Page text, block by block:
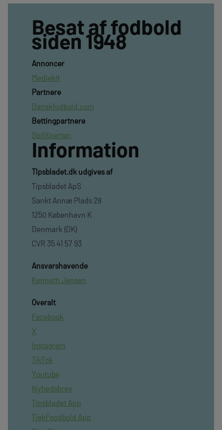
Besat af fodbold
siden 1948
Annoncer
Mediekit
Partnere
Danskfodbold.com
Bettingpartnere
SpilXperten
Information
TIpsbladet.dk udgives af
Tipsbladet ApS
Sankt Annæ Plads 28
1250 København K
Denmark (DK)
CVR 35 41 57 93
Ansvarshavende
Kenneth Jensen
Overalt
Facebook
X
Instagram
TikTok
Youtube
Nyhedsbrev
Tipsbladet App
TjekFoodbold App